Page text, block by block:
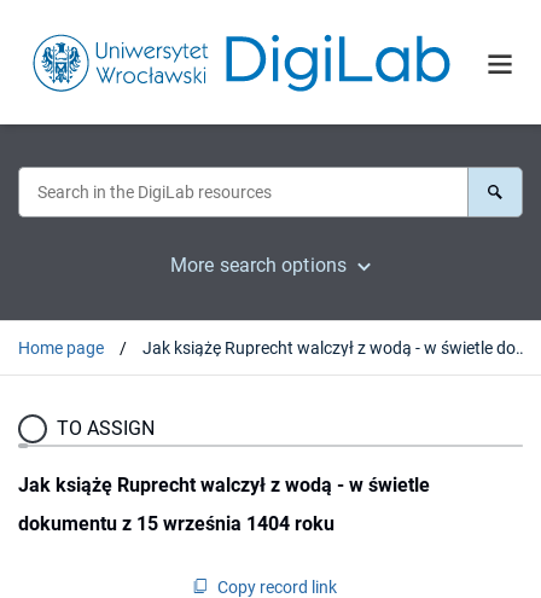
More search options
Home page Jak książę Ruprecht walczył z wodą - w świetle dokumentu z 15 września 1404 roku
TO ASSIGN
Jak książę Ruprecht walczył z wodą - w świetle
dokumentu z 15 września 1404 roku
Copy record link